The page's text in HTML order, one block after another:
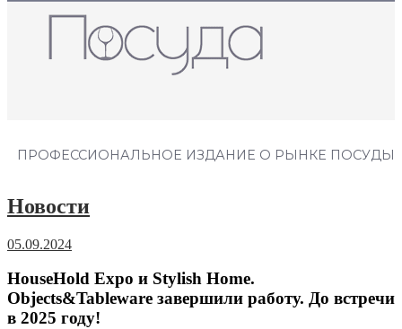
ПРОФЕССИОНАЛЬНОЕ ИЗДАНИЕ О РЫНКЕ ПОСУДЫ
Новости
05.09.2024
HouseHold Expo и Stylish Home.
Objects&Tableware завершили работу. До встречи
в 2025 году!